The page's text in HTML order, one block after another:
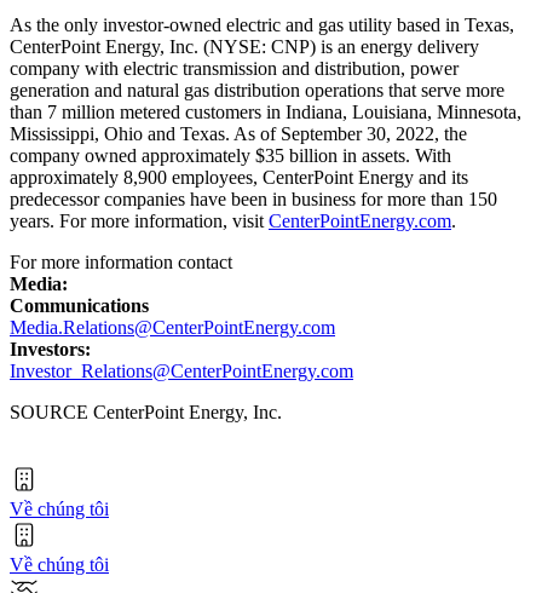
As the only investor-owned electric and gas utility based in Texas,
CenterPoint Energy, Inc. (NYSE: CNP) is an energy delivery
company with electric transmission and distribution, power
generation and natural gas distribution operations that serve more
than 7 million metered customers in Indiana, Louisiana, Minnesota,
Mississippi, Ohio and Texas. As of September 30, 2022, the
company owned approximately $35 billion in assets. With
approximately 8,900 employees, CenterPoint Energy and its
predecessor companies have been in business for more than 150
years. For more information, visit CenterPointEnergy.com.
For more information contact
Media:
Communications
Media.Relations@CenterPointEnergy.com
Investors:
Investor_Relations@CenterPointEnergy.com
SOURCE CenterPoint Energy, Inc.
Về chúng tôi
Về chúng tôi